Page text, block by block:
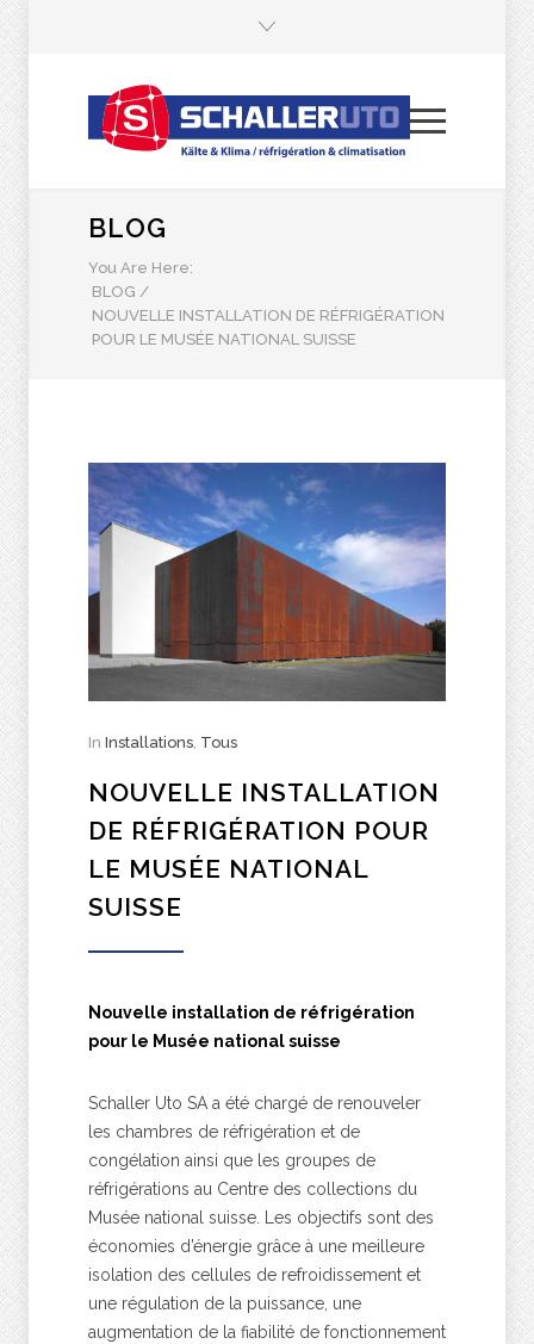
BLOG
You Are Here:
BLOG /
NOUVELLE INSTALLATION DE RÉFRIGÉRATION
POUR LE MUSÉE NATIONAL SUISSE
In Installations, Tous
NOUVELLE INSTALLATION
DE RÉFRIGÉRATION POUR
LE MUSÉE NATIONAL
SUISSE
Nouvelle installation de réfrigération
pour le Musée national suisse
Schaller Uto SA a été chargé de renouveler
les chambres de réfrigération et de
congélation ainsi que les groupes de
réfrigérations au Centre des collections du
Musée national suisse. Les objectifs sont des
économies d’énergie grâce à une meilleure
isolation des cellules de refroidissement et
une régulation de la puissance, une
augmentation de la fiabilité de fonctionnement